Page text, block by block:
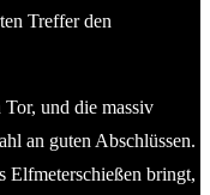
Treffer den
Tor, und die massiv
an guten Abschlüssen.
Elfmeterschießen bringt,